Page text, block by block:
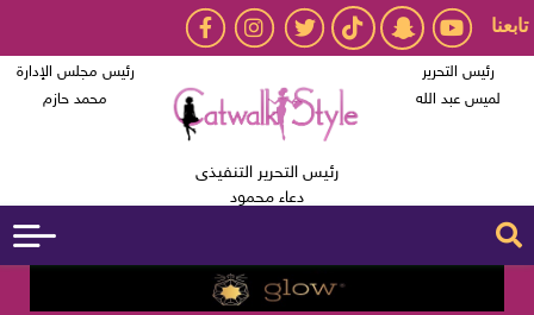
تابعنا
رئيس التحرير
لميس عبد الله
رئيس التحرير التنفيذى
دعاء محمود
رئيس مجلس الإدارة
محمد حازم